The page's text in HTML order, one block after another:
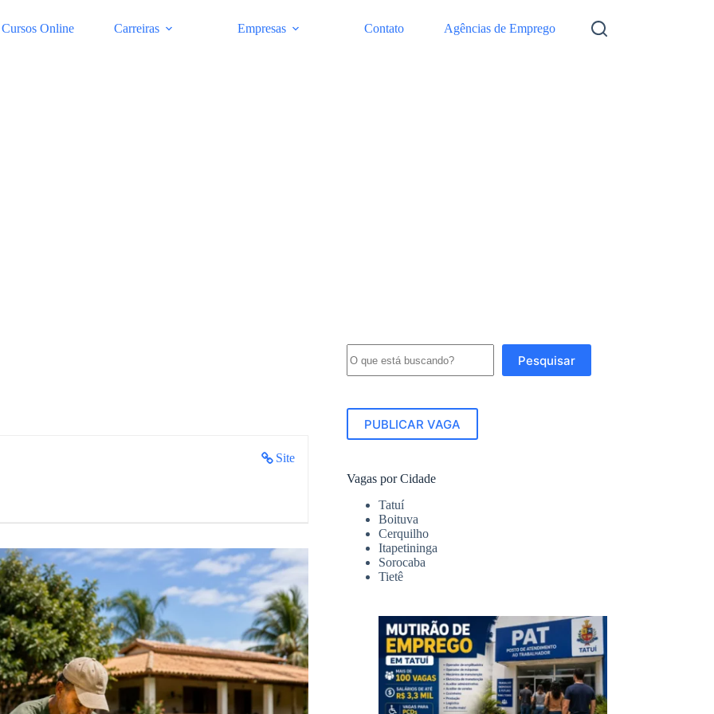
Cursos Online Carreiras Empresas Contato Agências de Emprego
Site
Pesquisar
PUBLICAR VAGA
Vagas por Cidade
Tatuí
Boituva
Cerquilho
Itapetininga
Sorocaba
Tietê